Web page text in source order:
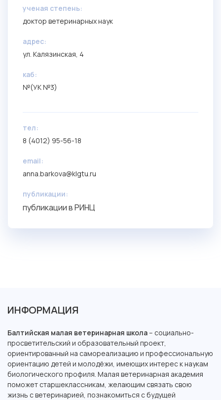
ученая степень:
доктор ветеринарных наук
aдрес:
ул. Калязинская, 4
каб:
№(УК №3)
тел:
8 (4012) 95-56-18
email:
anna.barkova@klgtu.ru
публикации:
публикации в РИНЦ
ИНФОРМАЦИЯ
Балтийская малая ветеринарная школа– социально-
просветительский и образовательный проект,
ориентированный на самореализацию и профессиональную
ориентацию детей и молодёжи, имеющих интерес к наукам
биологического профиля. Малая ветеринарная академия
поможет старшеклассникам, желающим связать свою
жизнь с ветеринарией, познакомиться с будущей